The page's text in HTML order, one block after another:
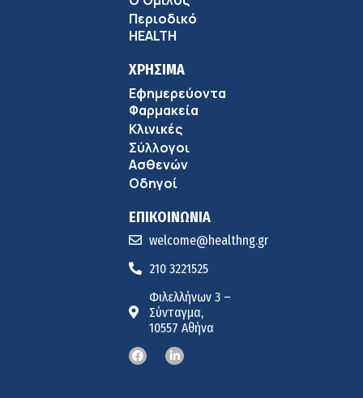
Περιοδικό
HEALTH
ΧΡΗΣΙΜΑ
Εφημερεύοντα
Φαρμακεία
Κλινικές
Σύλλογοι
Ασθενών
Οδηγοί
ΕΠΙΚΟΙΝΩΝΙΑ
welcome@healthng.gr
210 3221525
Φιλελλήνων 3 –
Σύνταγμα,
10557 Αθήνα